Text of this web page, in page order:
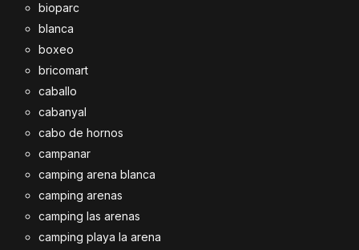
bioparc
blanca
boxeo
bricomart
caballo
cabanyal
cabo de hornos
campanar
camping arena blanca
camping arenas
camping las arenas
camping playa la arena